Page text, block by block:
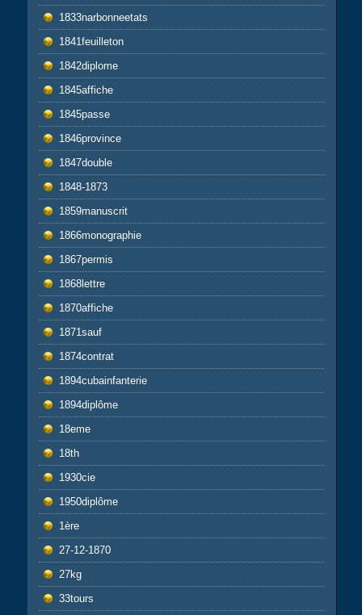
1833narbonneetats
1841feuilleton
1842diplome
1845affiche
1845passe
1846province
1847double
1848-1873
1859manuscrit
1866monographie
1867permis
1868lettre
1870affiche
1871sauf
1874contrat
1894cubainfanterie
1894diplôme
18eme
18th
1930cie
1950diplôme
1ère
27-12-1870
27kg
33tours